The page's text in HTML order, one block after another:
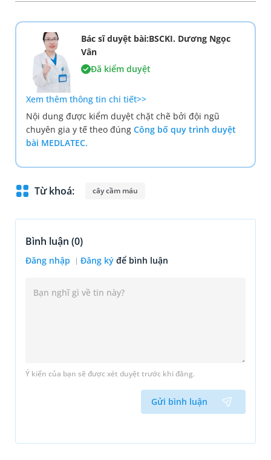
Bác sĩ duyệt bài:BSCKI. Dương Ngọc
Vân
Đã kiểm duyệt
Xem thêm thông tin chi tiết>>
Nội dung được kiểm duyệt chặt chẽ bởi đội ngũ
chuyên gia y tế theo đúng Công bố quy trình duyệt
bài MEDLATEC.
Từ khoá: cây cầm máu
Bình luận (0)
Đăng nhập Đăng ký để bình luận
Ý kiến của bạn sẽ được xét duyệt trước khi đăng.
Gửi bình luận